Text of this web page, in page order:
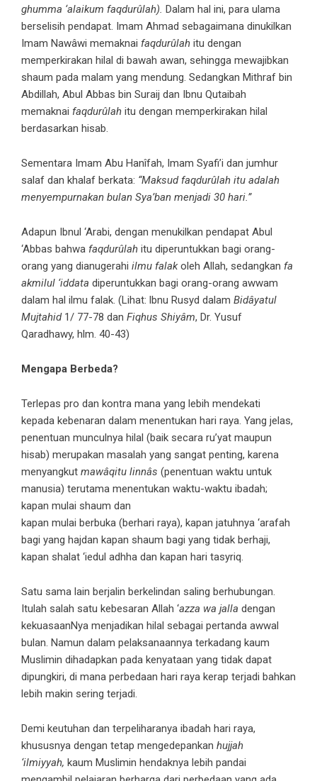
ghumma ‘alaikum faqdurûlah). Dalam hal ini, para ulama
berselisih pendapat. Imam Ahmad sebagaimana dinukilkan
Imam Nawâwi memaknai faqdurûlah itu dengan
memperkirakan hilal di bawah awan, sehingga mewajibkan
shaum pada malam yang mendung. Sedangkan Mithraf bin
Abdillah, Abul Abbas bin Suraij dan Ibnu Qutaibah
memaknai faqdurûlah itu dengan memperkirakan hilal
berdasarkan hisab.
Sementara Imam Abu Hanîfah, Imam Syafi’i dan jumhur
salaf dan khalaf berkata: “Maksud faqdurûlah itu adalah
menyempurnakan bulan Sya’ban menjadi 30 hari.”
Adapun Ibnul ‘Arabi, dengan menukilkan pendapat Abul
‘Abbas bahwa faqdurûlah itu diperuntukkan bagi orang-
orang yang dianugerahi ilmu falakoleh Allah, sedangkan fa
akmilul ‘iddata diperuntukkan bagi orang-orang awwam
dalam hal ilmu falak. (Lihat: lbnu Rusyd dalam Bidâyatul
Mujtahid1/ 77-78 dan Fiqhus Shiyâm, Dr. Yusuf
Qaradhawy, hlm. 40-43)
Mengapa Berbeda?
Terlepas pro dan kontra mana yang lebih mendekati
kepada kebenaran dalam menentukan hari raya. Yang jelas,
penentuan munculnya hilal (baik secara ru’yat maupun
hisab) merupakan masalah yang sangat penting, karena
menyangkut mawâqitu linnâs (penentuan waktu untuk
manusia) terutama menentukan waktu-waktu ibadah;
kapan mulai shaum dan
kapan mulai berbuka (berhari raya), kapan jatuhnya ‘arafah
bagi yang hajdan kapan shaum bagi yang tidak berhaji,
kapan shalat ‘iedul adhha dan kapan hari tasyriq.
Satu sama lain berjalin berkelindan saling berhubungan.
Itulah salah satu kebesaran Allah ‘azza wa jalla dengan
kekuasaanNya menjadikan hilal sebagai pertanda awwal
bulan. Namun dalam pelaksanaannya terkadang kaum
Muslimin dihadapkan pada kenyataan yang tidak dapat
dipungkiri, di mana perbedaan hari raya kerap terjadi bahkan
lebih makin sering terjadi.
Demi keutuhan dan terpeliharanya ibadah hari raya,
khususnya dengan tetap mengedepankan hujjah
‘ilmiyyah, kaum Muslimin hendaknya lebih pandai